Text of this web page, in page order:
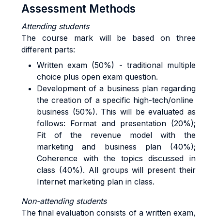
Assessment Methods
Attending students
The course mark will be based on three
different parts:
Written exam (50%) - traditional multiple
choice plus open exam question.
Development of a business plan regarding
the creation of a specific high-tech/online
business (50%). This will be evaluated as
follows: Format and presentation (20%);
Fit of the revenue model with the
marketing and business plan (40%);
Coherence with the topics discussed in
class (40%). All groups will present their
Internet marketing plan in class.
Non-attending students
The final evaluation consists of a written exam,